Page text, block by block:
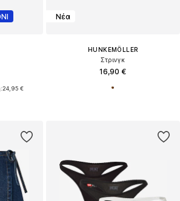
24,95 €
Νέα
HUNKEMÖLLER
Στρινγκ
16,90 €